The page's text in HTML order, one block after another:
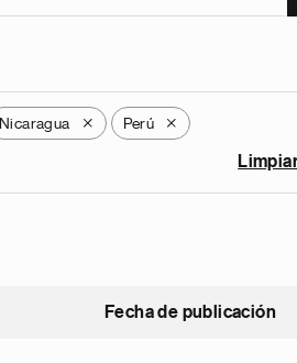
Nicaragua X Perú X
Fecha de publicación